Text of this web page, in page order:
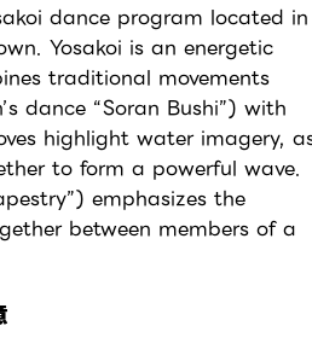
dance program located in
Yosakoi is an energetic
traditional movements
dance “Soran Bushi”) with
highlight water imagery,
to form a powerful wave.
emphasizes the
between members of a